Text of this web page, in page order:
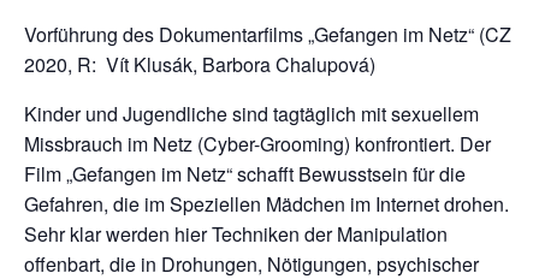
Vorführung des Dokumentarfilms „Gefangen im Netz“ (CZ
2020, R: Vít Klusák, Barbora Chalupová)
Kinder und Jugendliche sind tagtäglich mit sexuellem
Missbrauch im Netz (Cyber-Grooming) konfrontiert. Der
Film „Gefangen im Netz“ schafft Bewusstsein für die
Gefahren, die im Speziellen Mädchen im Internet drohen.
Sehr klar werden hier Techniken der Manipulation
offenbart, die in Drohungen, Nötigungen, psychischer